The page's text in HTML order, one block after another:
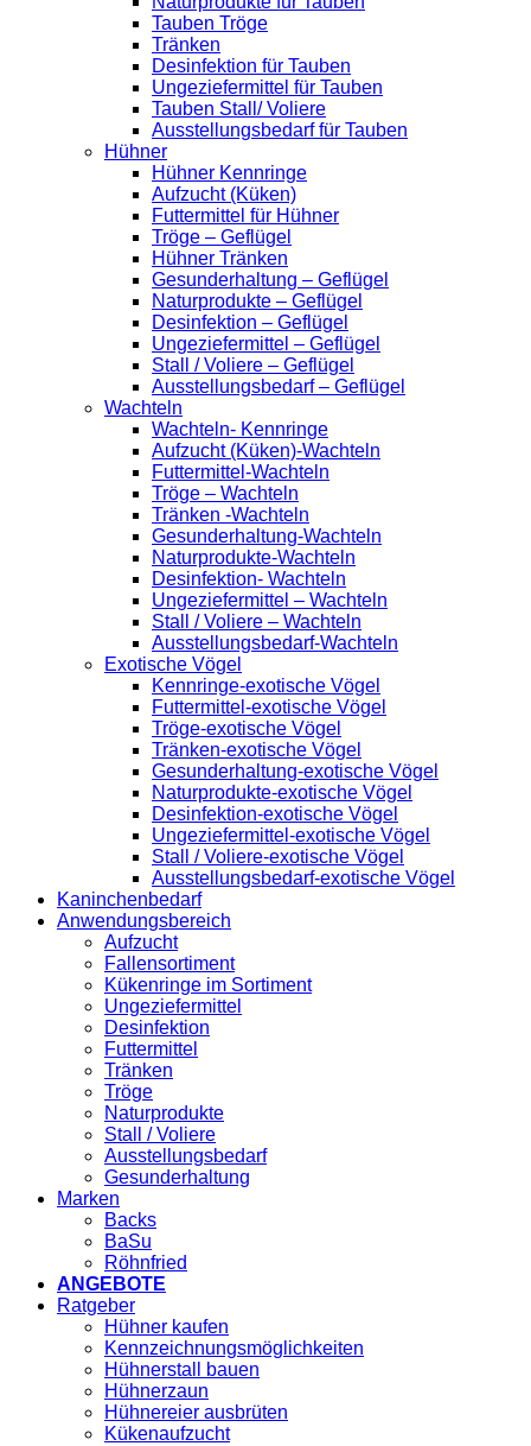
Tauben Tröge
Tränken
Desinfektion für Tauben
Ungeziefermittel für Tauben
Tauben Stall/ Voliere
Ausstellungsbedarf für Tauben
Hühner
Hühner Kennringe
Aufzucht (Küken)
Futtermittel für Hühner
Tröge – Geflügel
Hühner Tränken
Gesunderhaltung – Geflügel
Naturprodukte – Geflügel
Desinfektion – Geflügel
Ungeziefermittel – Geflügel
Stall / Voliere – Geflügel
Ausstellungsbedarf – Geflügel
Wachteln
Wachteln- Kennringe
Aufzucht (Küken)-Wachteln
Futtermittel-Wachteln
Tröge – Wachteln
Tränken -Wachteln
Gesunderhaltung-Wachteln
Naturprodukte-Wachteln
Desinfektion- Wachteln
Ungeziefermittel – Wachteln
Stall / Voliere – Wachteln
Ausstellungsbedarf-Wachteln
Exotische Vögel
Kennringe-exotische Vögel
Futtermittel-exotische Vögel
Tröge-exotische Vögel
Tränken-exotische Vögel
Gesunderhaltung-exotische Vögel
Naturprodukte-exotische Vögel
Desinfektion-exotische Vögel
Ungeziefermittel-exotische Vögel
Stall / Voliere-exotische Vögel
Ausstellungsbedarf-exotische Vögel
Kaninchenbedarf
Anwendungsbereich
Aufzucht
Fallensortiment
Kükenringe im Sortiment
Ungeziefermittel
Desinfektion
Futtermittel
Tränken
Tröge
Naturprodukte
Stall / Voliere
Ausstellungsbedarf
Gesunderhaltung
Marken
Backs
BaSu
Röhnfried
ANGEBOTE
Ratgeber
Hühner kaufen
Kennzeichnungsmöglichkeiten
Hühnerstall bauen
Hühnerzaun
Hühnereier ausbrüten
Kükenaufzucht